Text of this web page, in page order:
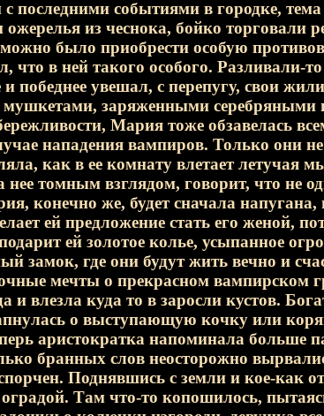
с последними событиями в городке,
из чеснока, бойко
было приобрести особую
что в ней такого особого. Разливали-
победнее увешал, с перепугу, свои
мушкетами, заряженными
Мария тоже обзавелась
нападения вампиров. Только они
как в ее комнату влетает летучая
томным взглядом, говорит, что не
конечно же, будет сначала напугана,
ей предложение стать его женой,
ей золотое колье, усыпанное
замок, где они будут жить вечно и
мечты о прекрасном вампирском
и влезла куда то в заросли кустов.
о выступающую кочку или
аристократка напоминала больше
бранных слов неосторожно
Поднявшись с земли и кое-как
Там что-то копошилось,